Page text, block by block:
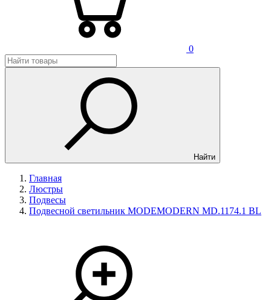
0
Найти
Главная
Люстры
Подвесы
Подвесной светильник MODEMODERN MD.1174.1 BL